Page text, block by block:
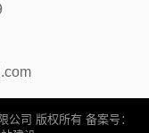
司 版权所有 备案号：